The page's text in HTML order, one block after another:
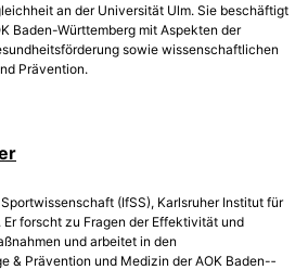
an der Universität Ulm. Sie beschäftigt
Baden­-Württemberg mit Aspekten der
sowie wissenschaftlichen
Prävention.
(IfSS), Karlsruher Institut für
forscht zu Fragen der Effektivität und
und arbeitet in den
& Prävention und Medizin der AOK Baden-­